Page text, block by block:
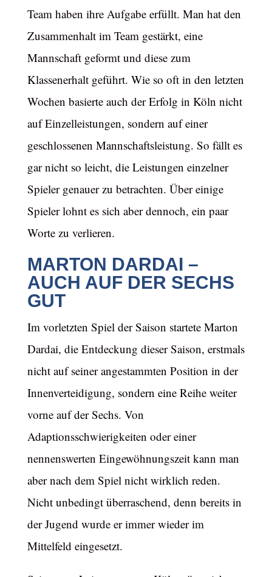
Team haben ihre Aufgabe erfüllt. Man hat den
Zusammenhalt im Team gestärkt, eine
Mannschaft geformt und diese zum
Klassenerhalt geführt. Wie so oft in den letzten
Wochen basierte auch der Erfolg in Köln nicht
auf Einzelleistungen, sondern auf einer
geschlossenen Mannschaftsleistung. So fällt es
gar nicht so leicht, die Leistungen einzelner
Spieler genauer zu betrachten. Über einige
Spieler lohnt es sich aber dennoch, ein paar
Worte zu verlieren.
MARTON DARDAI –
AUCH AUF DER SECHS
GUT
Im vorletzten Spiel der Saison startete Marton
Dardai, die Entdeckung dieser Saison, erstmals
nicht auf seiner angestammten Position in der
Innenverteidigung, sondern eine Reihe weiter
vorne auf der Sechs. Von
Adaptionsschwierigkeiten oder einer
nennenswerten Eingewöhnungszeit kann man
aber nach dem Spiel nicht wirklich reden.
Nicht unbedingt überraschend, denn bereits in
der Jugend wurde er immer wieder im
Mittelfeld eingesetzt.